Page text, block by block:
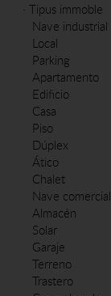
·Tipus immoble
Nave industrial
Local
Parking
Apartamento
Edificio
Casa
Piso
Dúplex
Ático
Chalet
Nave comercial
Almacén
Solar
Garaje
Terreno
Trastero